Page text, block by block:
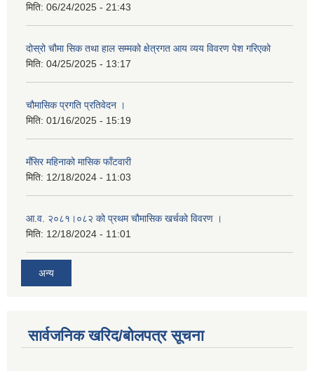
मिति: 06/24/2025 - 21:43
दोस्रो चौमा सिक तथा हाल सम्मको क्षेत्रगत आय व्यय विवरण पेश गरिएको
मिति: 04/25/2025 - 13:17
चौमासिक प्रगति प्रतिवेदन ।
मिति: 01/16/2025 - 15:19
मँसिर महिनाको मासिक फाँटवारी
मिति: 12/18/2024 - 11:03
आ.व. २०८१।०८२ को प्रथम चौमासिक खर्चको विवरण ।
मिति: 12/18/2024 - 11:01
अन्य
सार्वजनिक खरिद/बोलपत्र सूचना